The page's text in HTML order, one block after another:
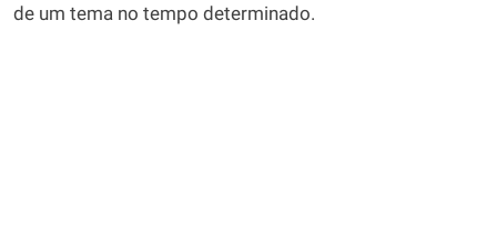
de um tema no tempo determinado.